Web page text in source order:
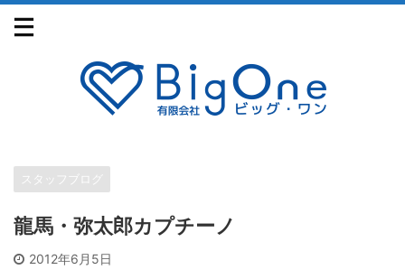
スタッフブログ
龍馬・弥太郎カプチーノ
2012年6月5日